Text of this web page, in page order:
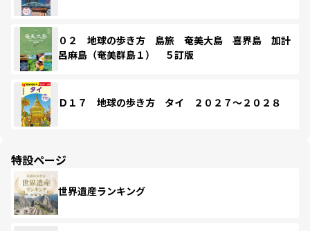
０２ 地球の歩き方 島旅 奄美大島 喜界島 加計
呂麻島（奄美群島１） ５訂版
Ｄ１７ 地球の歩き方 タイ ２０２７～２０２８
特設ページ
世界遺産ランキング